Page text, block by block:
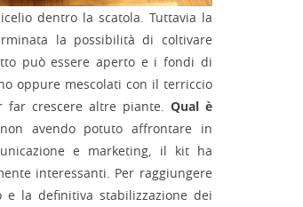
dentro la scatola. Tuttavia la
la possibilità di coltivare
può essere aperto e i fondi di
oppure mescolati con il terriccio
crescere altre piante. Qual è
avendo potuto affrontare in
e marketing, il kit ha
interessanti. Per raggiungere
e la definitiva stabilizzazione dei